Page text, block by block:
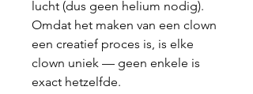
lucht (dus geen helium nodig).
Omdat het maken van een clown
een creatief proces is, is elke
clown uniek — geen enkele is
exact hetzelfde.